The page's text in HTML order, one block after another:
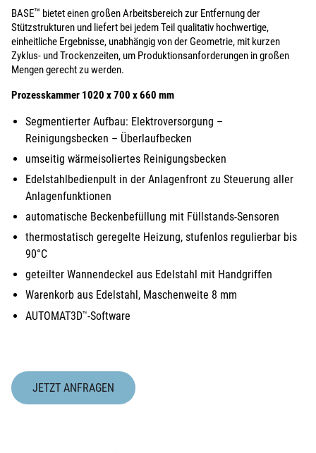
BASE™ bietet einen großen Arbeitsbereich zur Entfernung der
Stützstrukturen und liefert bei jedem Teil qualitativ hochwertige,
einheitliche Ergebnisse, unabhängig von der Geometrie, mit kurzen
Zyklus- und Trockenzeiten, um Produktionsanforderungen in großen
Mengen gerecht zu werden.
Prozesskammer 1020 x 700 x 660 mm
Segmentierter Aufbau: Elektroversorgung –
Reinigungsbecken – Überlaufbecken
umseitig wärmeisoliertes Reinigungsbecken
Edelstahlbedienpult in der Anlagenfront zu Steuerung aller
Anlagenfunktionen
automatische Beckenbefüllung mit Füllstands-Sensoren
thermostatisch geregelte Heizung, stufenlos regulierbar bis
90°C
geteilter Wannendeckel aus Edelstahl mit Handgriffen
Warenkorb aus Edelstahl, Maschenweite 8 mm
AUTOMAT3D™-Software
JETZT ANFRAGEN